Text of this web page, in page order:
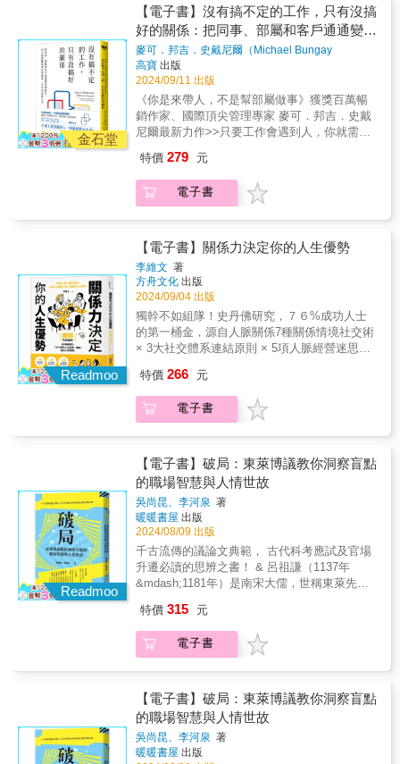
關係，首先要做的並不是瞭解對方，而是瞭解
自己。★ 搭錯車不可怕，捨得下車才是智慧。
★ 真正的高情商是既能成全自己，也能成全別
人。
向上管理……等等。看完書你會發現，不必依
附任何權威，就憑你自己，你也可以擁有自己
的影響力。它就似萬有引力——人人都可以且
應該擁有的能力。同時，本書也會通過分析對
比，拆解合作思維最核心的9個基礎：傾聽、共
情、向上管理、接受批評、說出需求、提出批
評、有效溝通、果敢拒絕、應對衝突。並援引
了當代深具影響力的許多女性代表人物，通過
她們的親身經歷，鮮活地呈現出合作思維的巨
大效能。當你經過反復練習，把合作思維成功
能第一時間思考：「我們是合作關係，我要為
對方做什麼呢？」當你成為別人最親密無間的
伙伴時，你就已經在影響他了，這無關地位、
擁有讓人樂於改變的能力——你將成為一個有
影響力的人！
地選擇「安靜離職」。若有不滿，為什麼在一
對一會議上不說出來？為什麼向主管說沒事，
卻又轉身就逃？究竟現在的年輕上班族，是怎
麼想的呢？★ 「好孩子症候群」優等生們，不
為人知的真實想法位於教育第一線、接觸無數
大學新鮮人的金間大介教授，也收到了許多來
自工作現場主管、人事單位工作者對於現今年
輕人的疑惑與諮詢。這些真心對待年輕下屬卻
為此，金間教授蒐羅了諸多研究資料，並實地
分析種種數據與年輕人們的真實回饋，揭露那
些態度良好、能謹慎做出必要回應，但絕對不
會表達真實感受，不願太顯眼、只求隱藏在人
群當中&mdash;&mdash;被他稱為「好孩子症
候群」的年輕人們的真實性情和視角。在書
中，金間教授本著「站在年輕人的立場說話」
的決心，披露了這些年輕人們在職場上所期待
的、討厭的、害怕的人事物。從他們最喜歡的
上司類型、逃避承擔的理由、自我矛盾的背後
原因等，進而理解其需求和想法，並且找出能
讓彼此都感到愉快的相處之道。年輕人大解
密！先傾聽理解，後有效回饋
&mdash;&mdash;‧好想離職４關鍵：主管們，
你有想過「公司能為自己做些什麼」嗎？‧理想
上司６特質：等一下！「像朋友的上司」已經
不受歡迎了!?‧遊戲回饋５原則：仿效RPG，勇
互相理解開始的職場活化術泡沫世代、就業冰
河世代、輕鬆世代、悟世代、Z世代&hellip;現
今的職場上，許多不同世代的人身處於同一個
工作場所。成長於不同背景和環境的人們，不
論思考方式和價值觀都自然會有所不同。究竟
該如何彌合這種「代溝」和「溝通差距」呢？
為了在更了解職場年輕人的行為思想原理與職
場想像之後，能夠有實際適用於改善職場溝通
器貫穿全書，從其歷史、課題、實行技巧和經
出實際可行的互動辦法和建議要點。對於想要
了解當今職場年輕人的管理者、與員工溝通遇
瓶頸的主管前輩，或想防止人才跳槽的人力資
源專家來說，這是一本非讀不可的書。它是改
變「互不理解職場」的一劑良方。一起來深度
挖掘，乍看之下彷彿老實好孩子的職場年輕人
「不為人知的真實想法」吧！拉近上下距離，
本書三大核心重點&mdash;&mdash;① 比起技
（Liz Wiseman），世界五十大管理思想家、紐
約時報暢銷書《影響力習慣》作者＊你做好準
備、認真做事、全力參與，工作卻還是經常碰
壁。有問題的不是你，問題出在你的「工作關
係」。你上班的心情、在職場上的表現，都取
決於工作關係的品質。遇到新同事、主管、部
屬和客戶時，我們通常都打個招呼、寒暄幾
句，然後就希望一切順利、合作愉快。然而每
一段關係都可能惡化，合作不但不愉快，還可
能讓你痛苦。全球知名的頂尖經理人、企管顧
任何關係，都能夠靠「問問題」有效改善！無
論是與同事共事、與上司往來、管理人員、維
繫客戶，都能運用五個關鍵提問，展開基石對
最棒的部分是什麼？2. 穩定問題：你的做法和
偏好是什麼？3. 好約會問題：你能從過去成功
的關係中學到什麼？4. 壞約會問題：你能從過
去挫敗的關係中學到什麼？5. 修復問題：當事
情出錯時，你會如何解決？幫助你從聽天由命
轉為主動經營，深入了解自己與工作夥伴，為
每一段關係量身打造適合的運作模式，和任何
工作效率，維持有活力、可修復的夥伴關係，
實現更成功、更快樂的職業生涯。【名人盛
讚】「這是一部現代經典，將拯救人際關係、
職業發展以及組織。」──賽斯‧高汀（Seth
者「我最喜歡麥可．邦吉．史戴尼爾作品的一
點是：他能夠基於深入研究的想法和數據提供
可行的戰術策略，然後打包成一本可以在飛機
上閱讀的書。其中的真實智慧始終縈繞我
心。」──布芮尼．布朗（Brené Brown）博
士，紐約時報暢銷書《脆弱的力量》與《召喚
勇氣》作者「這是一份實用的戰術指南，幫助
你重建最人性化的技能：對話。必讀之書！」
──金‧史考特（Kim Scott），《徹底坦率》作
者「麥可．邦吉．史戴尼爾這本培養基石對話
的實用指南，可以釋放個人及廣義團隊的全部
潛力。」──洛倫．I.．舒斯特（Loren I.
Shuster），樂高集團公司人資長暨公司事務部
主管「這本出色的書提供了實用工具和自我反
察。」──史蒂芬妮．岡本（Stefani
Okamoto），微軟全球學習與發展總監
金石堂
【電子書】沒有搞不定的工作，只有沒搞
好的關係：把同事、部屬和客戶通通變成
神隊友！用五個關鍵提問改善關係，合作
效益最大化
麥可．邦吉．史戴尼爾（Michael Bungay
Stanier）
高寶 出版
2024/09/11 出版
《你是來帶人，不是幫部屬做事》獲獎百萬暢
銷作家、國際頂尖管理專家 麥可．邦吉．史戴
尼爾最新力作>>只要工作會遇到人，你就需要
式，找到愉快合作、順暢執行的答案，再有事
的人，都能共事！「這本深刻之書將向你展示
如何建立良好關係，即使是在困難時刻。閱讀
（Liz Wiseman），世界五十大管理思想家、紐
約時報暢銷書《影響力習慣》作者＊你做好準
備、認真做事、全力參與，工作卻還是經常碰
壁。有問題的不是你，問題出在你的「工作關
係」。你上班的心情、在職場上的表現，都取
決於工作關係的品質。遇到新同事、主管、部
屬和客戶時，我們通常都打個招呼、寒暄幾
句，然後就希望一切順利、合作愉快。然而每
一段關係都可能惡化，合作不但不愉快，還可
問麥可．邦吉．史戴尼爾要告訴你──職場上的
任何關係，都能夠靠「問問題」有效改善！無
論是與同事共事、與上司往來、管理人員、維
話，建立最佳可能工作關係： 1. 放大問題：你
最棒的部分是什麼？2. 穩定問題：你的做法和
偏好是什麼？3. 好約會問題：你能從過去成功
的關係中學到什麼？4. 壞約會問題：你能從過
去挫敗的關係中學到什麼？5. 修復問題：當事
情出錯時，你會如何解決？幫助你從聽天由命
轉為主動經營，深入了解自己與工作夥伴，為
每一段關係量身打造適合的運作模式，和任何
工作效率，維持有活力、可修復的夥伴關係，
實現更成功、更快樂的職業生涯。【名人盛
讚】「這是一部現代經典，將拯救人際關係、
者「我最喜歡麥可．邦吉．史戴尼爾作品的一
點是：他能夠基於深入研究的想法和數據提供
可行的戰術策略，然後打包成一本可以在飛機
上閱讀的書。其中的真實智慧始終縈繞我
心。」──布芮尼．布朗（Brené Brown）博
特價 279 元
電子書
Readmoo
【電子書】關係力決定你的人生優勢
李維文 著
方舟文化 出版
2024/09/04 出版
獨幹不如組隊！史丹佛研究，７６%成功人士
的第一桶金，源自人脈關係7種關係情境社交術
× 3大社交體系連結原則 × 5項人脈經營迷思破
生！比爾．蓋茲、蜜雪兒・歐巴馬、張藝謀都
懂用，累積社交資源、創造人際複利，為自己
打造成功墊腳石的最強人脈關係學。★ 關係力
關係，這是一輩子的功課，而非功利的工具。
而在現今的行動網路、資訊化時代，人與人的
接觸已比過去變得更為頻繁、緊密。關係經營
不能再只被動地靠時間催化、等待機緣，而更
須倚靠技巧，積極地提升人脈品質。 但首先，
你對「攀關係」的理解，是否還停留在「給人
添麻煩、破壞感情」的老思維呢？【５大關係
迷思，你也誤解了嗎？】‧談錢≠傷感情?!→實驗
指出，並非年收入越高，就一定對借貸更大
方，反而更謹慎、容易拒絕。你以為的真朋
方有困難時，證實雙方是否互信，且有真友
誼。‧密友≠傾聽不間斷?!→再親密的對象，重覆
話題一直談，反成嘮叨、倒垃圾。越重要的
係長久的保鮮之道。‧現在沒關係≠永遠沒關係?!
→八竿子也打不著，要怎麼重新建立連結呢？
交集需要「以點帶面，擴大交往」，先找出連
結點，再慢慢深化經營，以時間催化真關係。‧
特價 266 元
電子書
Readmoo
【電子書】破局：東萊博議教你洞察盲點
的職場智慧與人情世故
吳尚昆、李河泉 著
暖暖書屋 出版
2024/08/09 出版
千古流傳的議論文典範， 古代科考應試及官場
升遷必讀的思辨之書！ & 呂祖謙（1137年
&mdash;1181年）是南宋大儒，世稱東萊先
張「觀史如身在其中，見事之利害，時而禍
患，必掩卷自思，使我遇此等事，當作何處
之。」1175年左右，東萊先生為其學生準備科
世不斷流傳，公認《東萊博議》論述分明，理
直氣壯，處處是驚人文筆，章章有獨到智慧。
& 《東萊博議》不但是寫議論或翻案文章的好
教材，也是職場智慧與人情世故的寶貴指南。
從歷史故事出發，透過對《左傳》中各種事件
特價 315 元
電子書
【電子書】破局：東萊博議教你洞察盲點
的職場智慧與人情世故
吳尚昆、李河泉 著
暖暖書屋 出版